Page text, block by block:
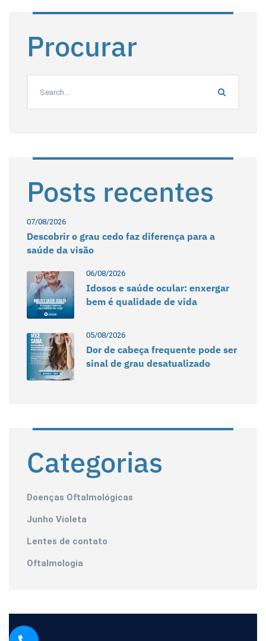
Procurar
Posts recentes
07/08/2026
Descobrir o grau cedo faz diferença para a
saúde da visão
06/08/2026
Idosos e saúde ocular: enxergar
bem é qualidade de vida
05/08/2026
Dor de cabeça frequente pode ser
sinal de grau desatualizado
Categorias
Doenças Oftalmológicas
Junho Violeta
Lentes de contato
Oftalmologia